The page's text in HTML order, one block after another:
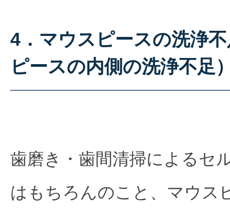
4．マウスピースの洗浄
ピースの内側の洗浄不足
歯磨き・歯間清掃によるセ
はもちろんのこと、マウス